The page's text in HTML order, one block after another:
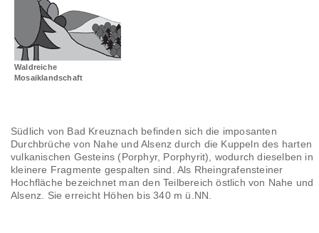
Landschaftsräume
Glossar
Waldreiche
Mosaiklandschaft
Südlich von Bad Kreuznach befinden sich die imposanten
Durchbrüche von Nahe und Alsenz durch die Kuppeln des harten
vulkanischen Gesteins (Porphyr, Porphyrit), wodurch dieselben in
kleinere Fragmente gespalten sind. Als Rheingrafensteiner
Hochfläche bezeichnet man den Teilbereich östlich von Nahe und
Alsenz. Sie erreicht Höhen bis 340 m ü.NN.